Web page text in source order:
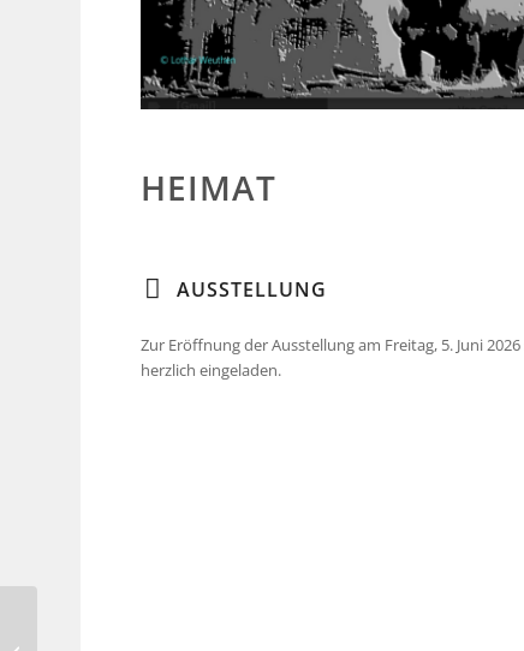
HEIMAT
AUSSTELLUNG
Zur Eröffnung der Ausstellung am Freitag, 5. Juni
herzlich eingeladen.